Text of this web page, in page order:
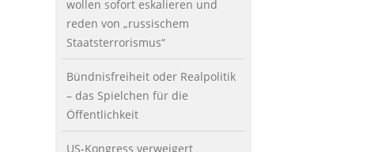
wollen sofort eskalieren und
reden von „russischem
Staatsterrorismus“
Bündnisfreiheit oder Realpolitik
– das Spielchen für die
Öffentlichkeit
US-Kongress verweigert